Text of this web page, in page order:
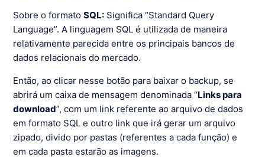
Sobre o formatoSQL: Significa “Standard Query
Language”. A linguagem SQL é utilizada de maneira
relativamente parecida entre os principais bancos de
dados relacionais do mercado.
Então, ao clicar nesse botão para baixar o backup, se
abrirá um caixa de mensagem denominada “Links para
download”, com um link referente ao arquivo de dados
em formato SQL e outro link que irá gerar um arquivo
zipado, divido por pastas (referentes a cada função) e
em cada pasta estarão as imagens.